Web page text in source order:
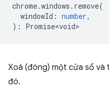
chrome.windows . remove(
windowId : number,
) : Promise<void>
Xoá (đóng) một cửa sổ
đó.